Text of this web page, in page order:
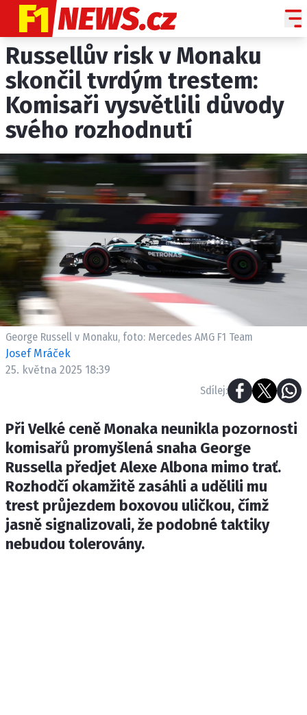
NOVINKY
GRAND PRIX
PADDOCK LINE
TECHNIKA
PROFILY JEZDCŮ
PROFILY TÝMŮ
ROZHOVORY
OSTATNÍ
SLEDUJTE NÁS NA|
ETICKÝ KODEX
KONTAKT
OSOBNÍ ÚDAJE / COOKIES
Provozovatelem serveru F1NEWS.cz je
INCORP MEDIA GROUP s.r.o., IČ: 118 23 054
Russellův risk v Monaku
skončil tvrdým trestem:
Komisaři vysvětlili důvody
svého rozhodnutí
George Russell v Monaku, foto: Mercedes AMG F1 Team
Josef Mráček
25. května 2025 18:39
Sdílej:
Při Velké ceně Monaka neunikla pozornosti
komisařů promyšlená snaha George
Russella předjet Alexe Albona mimo trať.
Rozhodčí okamžitě zasáhli a udělili mu
trest průjezdem boxovou uličkou, čímž
jasně signalizovali, že podobné taktiky
nebudou tolerovány.